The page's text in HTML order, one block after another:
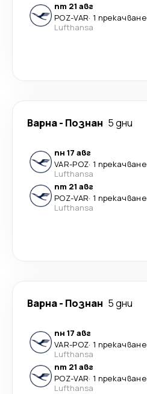
пт 21 авг
POZ-VAR· 1 прекачване
Lufthansa
Варна- Познан 5 дни
пн 17 авг
VAR-POZ· 1 прекачване
Lufthansa
пт 21 авг
POZ-VAR· 1 прекачване
Lufthansa
Варна- Познан 5 дни
пн 17 авг
VAR-POZ· 1 прекачване
Lufthansa
пт 21 авг
POZ-VAR· 1 прекачване
Lufthansa